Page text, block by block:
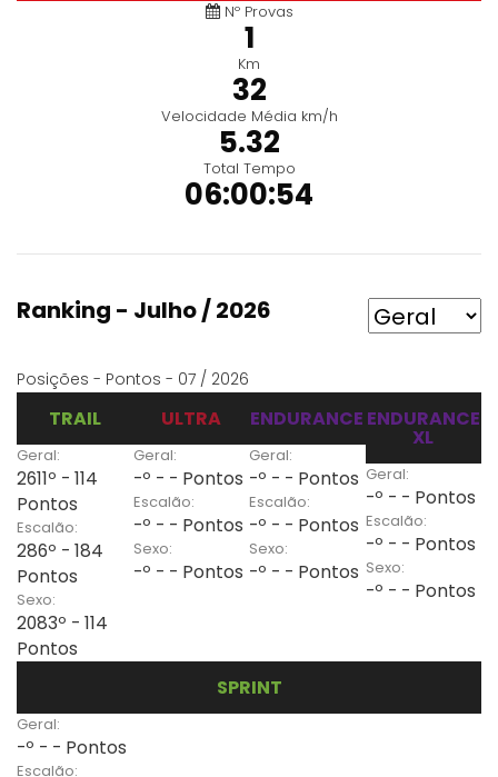
Nº Provas
1
Km
32
Velocidade Média km/h
5.32
Total Tempo
06:00:54
Ranking - Julho / 2026
Posições - Pontos - 07 / 2026
TRAIL
Geral:
2611º - 114
Pontos
Escalão:
286º - 184
Pontos
Sexo:
2083º - 114
Pontos
ULTRA
Geral:
-º - - Pontos
Escalão:
-º - - Pontos
Sexo:
-º - - Pontos
ENDURANCE
Geral:
-º - - Pontos
Escalão:
-º - - Pontos
Sexo:
-º - - Pontos
ENDURANCE
XL
Geral:
-º - - Pontos
Escalão:
-º - - Pontos
Sexo:
-º - - Pontos
SPRINT
Geral:
-º - - Pontos
Escalão: